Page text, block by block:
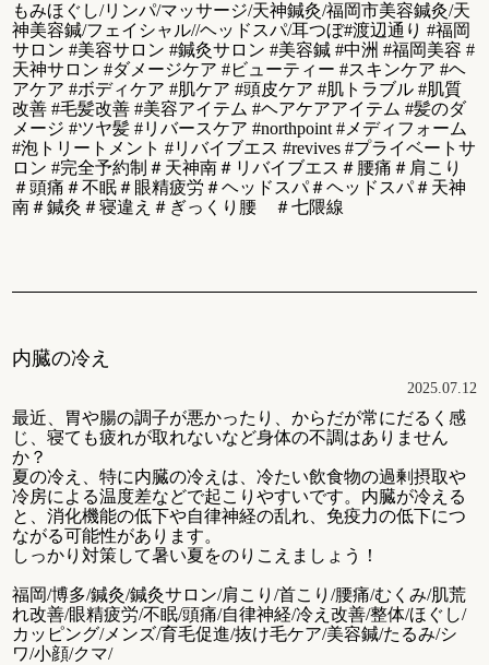
もみほぐし/リンパ/マッサージ/天神鍼灸/福岡市美容鍼灸/天
神美容鍼/フェイシャル//ヘッドスパ/耳つぼ#渡辺通り #福岡
サロン #美容サロン #鍼灸サロン #美容鍼 #中洲 #福岡美容 #
天神サロン #ダメージケア #ビューティー #スキンケア #ヘ
アケア #ボディケア #肌ケア #頭皮ケア #肌トラブル #肌質
改善 #毛髪改善 #美容アイテム #ヘアケアアイテム #髪のダ
メージ #ツヤ髪 #リバースケア #northpoint #メディフォーム
#泡トリートメント #リバイブエス #revives #プライベートサ
ロン #完全予約制＃天神南＃リバイブエス＃腰痛＃肩こり
＃頭痛＃不眠＃眼精疲労＃ヘッドスパ＃ヘッドスパ＃天神
南＃鍼灸＃寝違え＃ぎっくり腰 ＃七隈線
内臓の冷え
2025.07.12
最近、胃や腸の調子が悪かったり、からだが常にだるく感
じ、寝ても疲れが取れないなど身体の不調はありません
か？
夏の冷え、特に内臓の冷えは、冷たい飲食物の過剰摂取や
冷房による温度差などで起こりやすいです。内臓が冷える
と、消化機能の低下や自律神経の乱れ、免疫力の低下につ
ながる可能性があります。
しっかり対策して暑い夏をのりこえましょう！
福岡/博多/鍼灸/鍼灸サロン/肩こり/首こり/腰痛/むくみ/肌荒
れ改善/眼精疲労/不眠/頭痛/自律神経/冷え改善/整体/ほぐし/
カッピング/メンズ/育毛促進/抜け毛ケア/美容鍼/たるみ/シ
ワ/小顔/クマ/